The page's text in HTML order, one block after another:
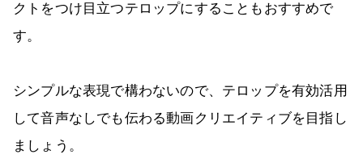
クトをつけ目立つテロップにすることもおすすめで
す。
シンプルな表現で構わないので、テロップを有効活用
して音声なしでも伝わる動画クリエイティブを目指し
ましょう。